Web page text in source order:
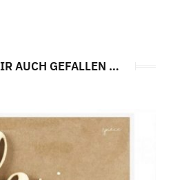
AUCH GEFALLEN …